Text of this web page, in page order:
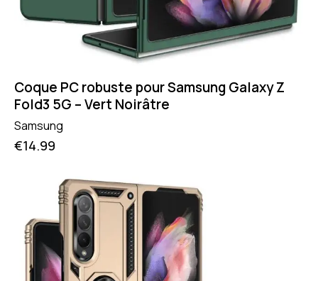
Coque PC robuste pour Samsung Galaxy Z
Fold3 5G – Vert Noirâtre
Samsung
€14.99